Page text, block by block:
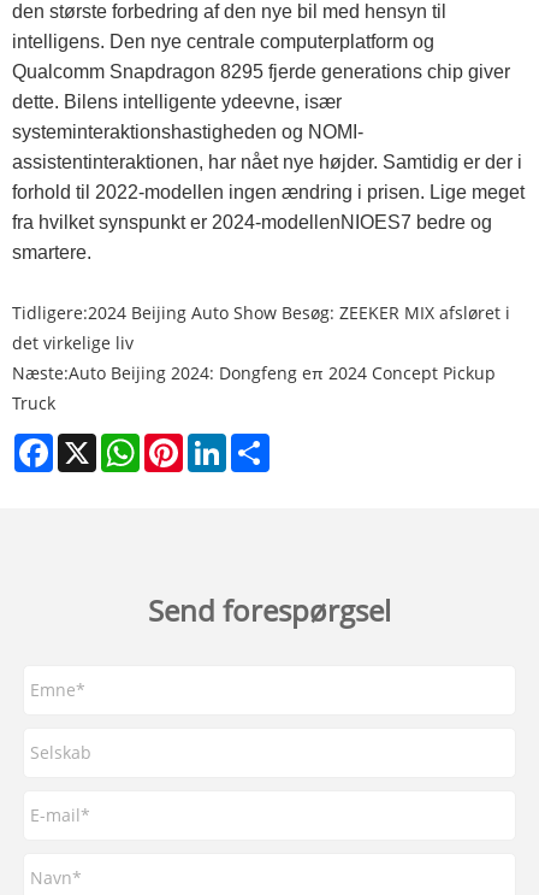
den største forbedring af den nye bil med hensyn til
intelligens. Den nye centrale computerplatform og
Qualcomm Snapdragon 8295 fjerde generations chip giver
dette. Bilens intelligente ydeevne, især
systeminteraktionshastigheden og NOMI-
assistentinteraktionen, har nået nye højder. Samtidig er der i
forhold til 2022-modellen ingen ændring i prisen. Lige meget
fra hvilket synspunkt er 2024-modellenNIOES7 bedre og
smartere.
Tidligere:2024 Beijing Auto Show Besøg: ZEEKER MIX afsløret i
det virkelige liv
Næste:Auto Beijing 2024: Dongfeng eπ 2024 Concept Pickup
Truck
Facebook
X WhatsAppPinterestLinkedIn
Send forespørgsel